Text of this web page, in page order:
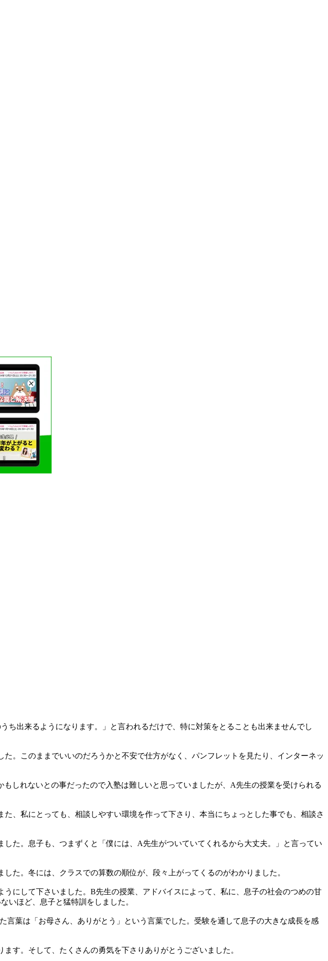
出来るようになります。」と言われるだけで、特に対策をとることも出来ませんでし
。このままでいいのだろうかと不安で仕方がなく、パンフレットを見たり、インターネッ
しれないとの事だったので入塾は難しいと思っていましたが、A先生の授業を受けられる
、私にとっても、相談しやすい環境を作って下さり、本当にちょっとした事でも、相談さ
た。息子も、つまずくと「僕には、A先生がついていてくれるから大丈夫。」と言ってい
た。冬には、クラスでの算数の順位が、段々上がってくるのがわかりました。
にして下さいました。B先生の授業、アドバイスによって、私に、息子の社会のつめの甘
いほど、息子と猛特訓をしました。
葉は「お母さん、ありがとう」という言葉でした。受験を通して息子の大きな成長を感
す。そして、たくさんの勇気を下さりありがとうございました。